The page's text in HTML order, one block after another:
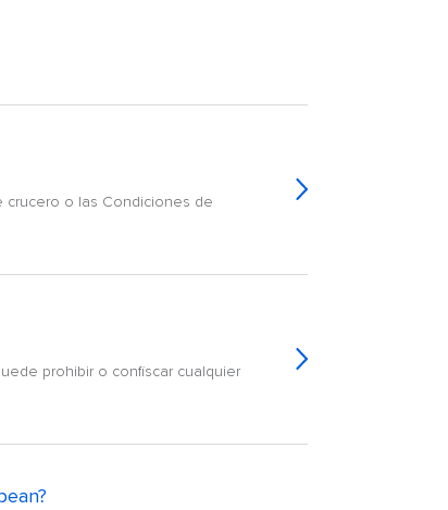
crucero o las Condiciones de
prohibir o confiscar cualquier